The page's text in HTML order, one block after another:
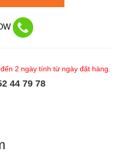
2 ngày tính từ ngày đặt hàng.
44 79 78